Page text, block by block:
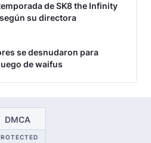
de SK8 the Infinity
su directora
se desnudaron para
de waifus
DMCA